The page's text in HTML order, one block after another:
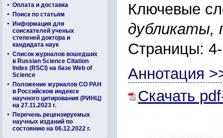
Оплата и доставка
Поиск по статьям
Информация для
соискателей ученых
степеней доктора и
кандидата наук
Список журналов вошедших
в Russian Science Citation
Index (RSCI) на базе Web of
Science
Положение журналов СО РАН
в Российском индексе
научного цитирования (РИНЦ)
на 27.11.2023 г.
Перечень рецензируемых
научных изданий по
состоянию на 06.12.2022 г.
Ключевые
дубликаты,
Страницы:
Аннотация
Скачать